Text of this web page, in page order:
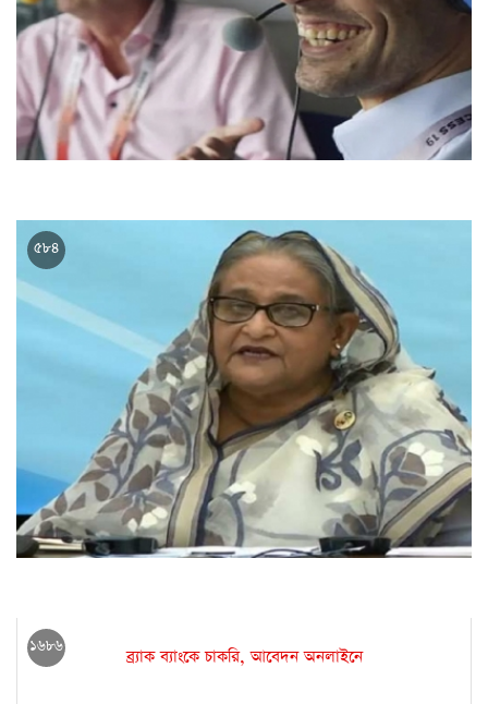
বেটিং কোম্পানির সাথে চুক্তি, চাকরি খোয়ালেন মিচেল জনসন
৫৮৪
প্রধানমন্ত্রী
১৬৮৬ ব্র্যাক ব্যাংকে চাকরি, আবেদন অনলাইনে